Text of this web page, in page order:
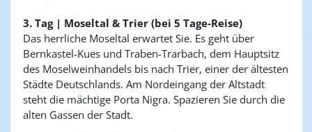
3. Tag | Moseltal & Trier (bei 5 Tage-Reise)
Das herrliche Moseltal erwartet Sie. Es geht über
Bernkastel-Kues und Traben-Trarbach, dem Hauptsitz
des Moselweinhandels bis nach Trier, einer der ältesten
Städte Deutschlands. Am Nordeingang der Altstadt
steht die mächtige Porta Nigra. Spazieren Sie durch die
alten Gassen der Stadt.